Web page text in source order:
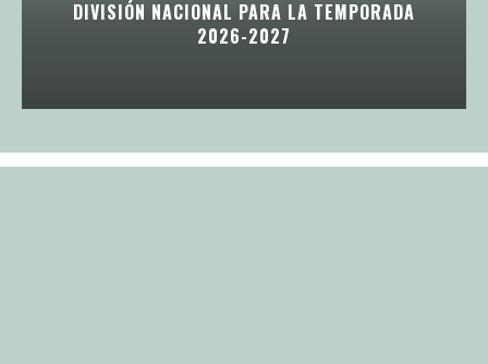
DIVISIÓN NACIONAL PARA LA TEMPORADA
2026-2027